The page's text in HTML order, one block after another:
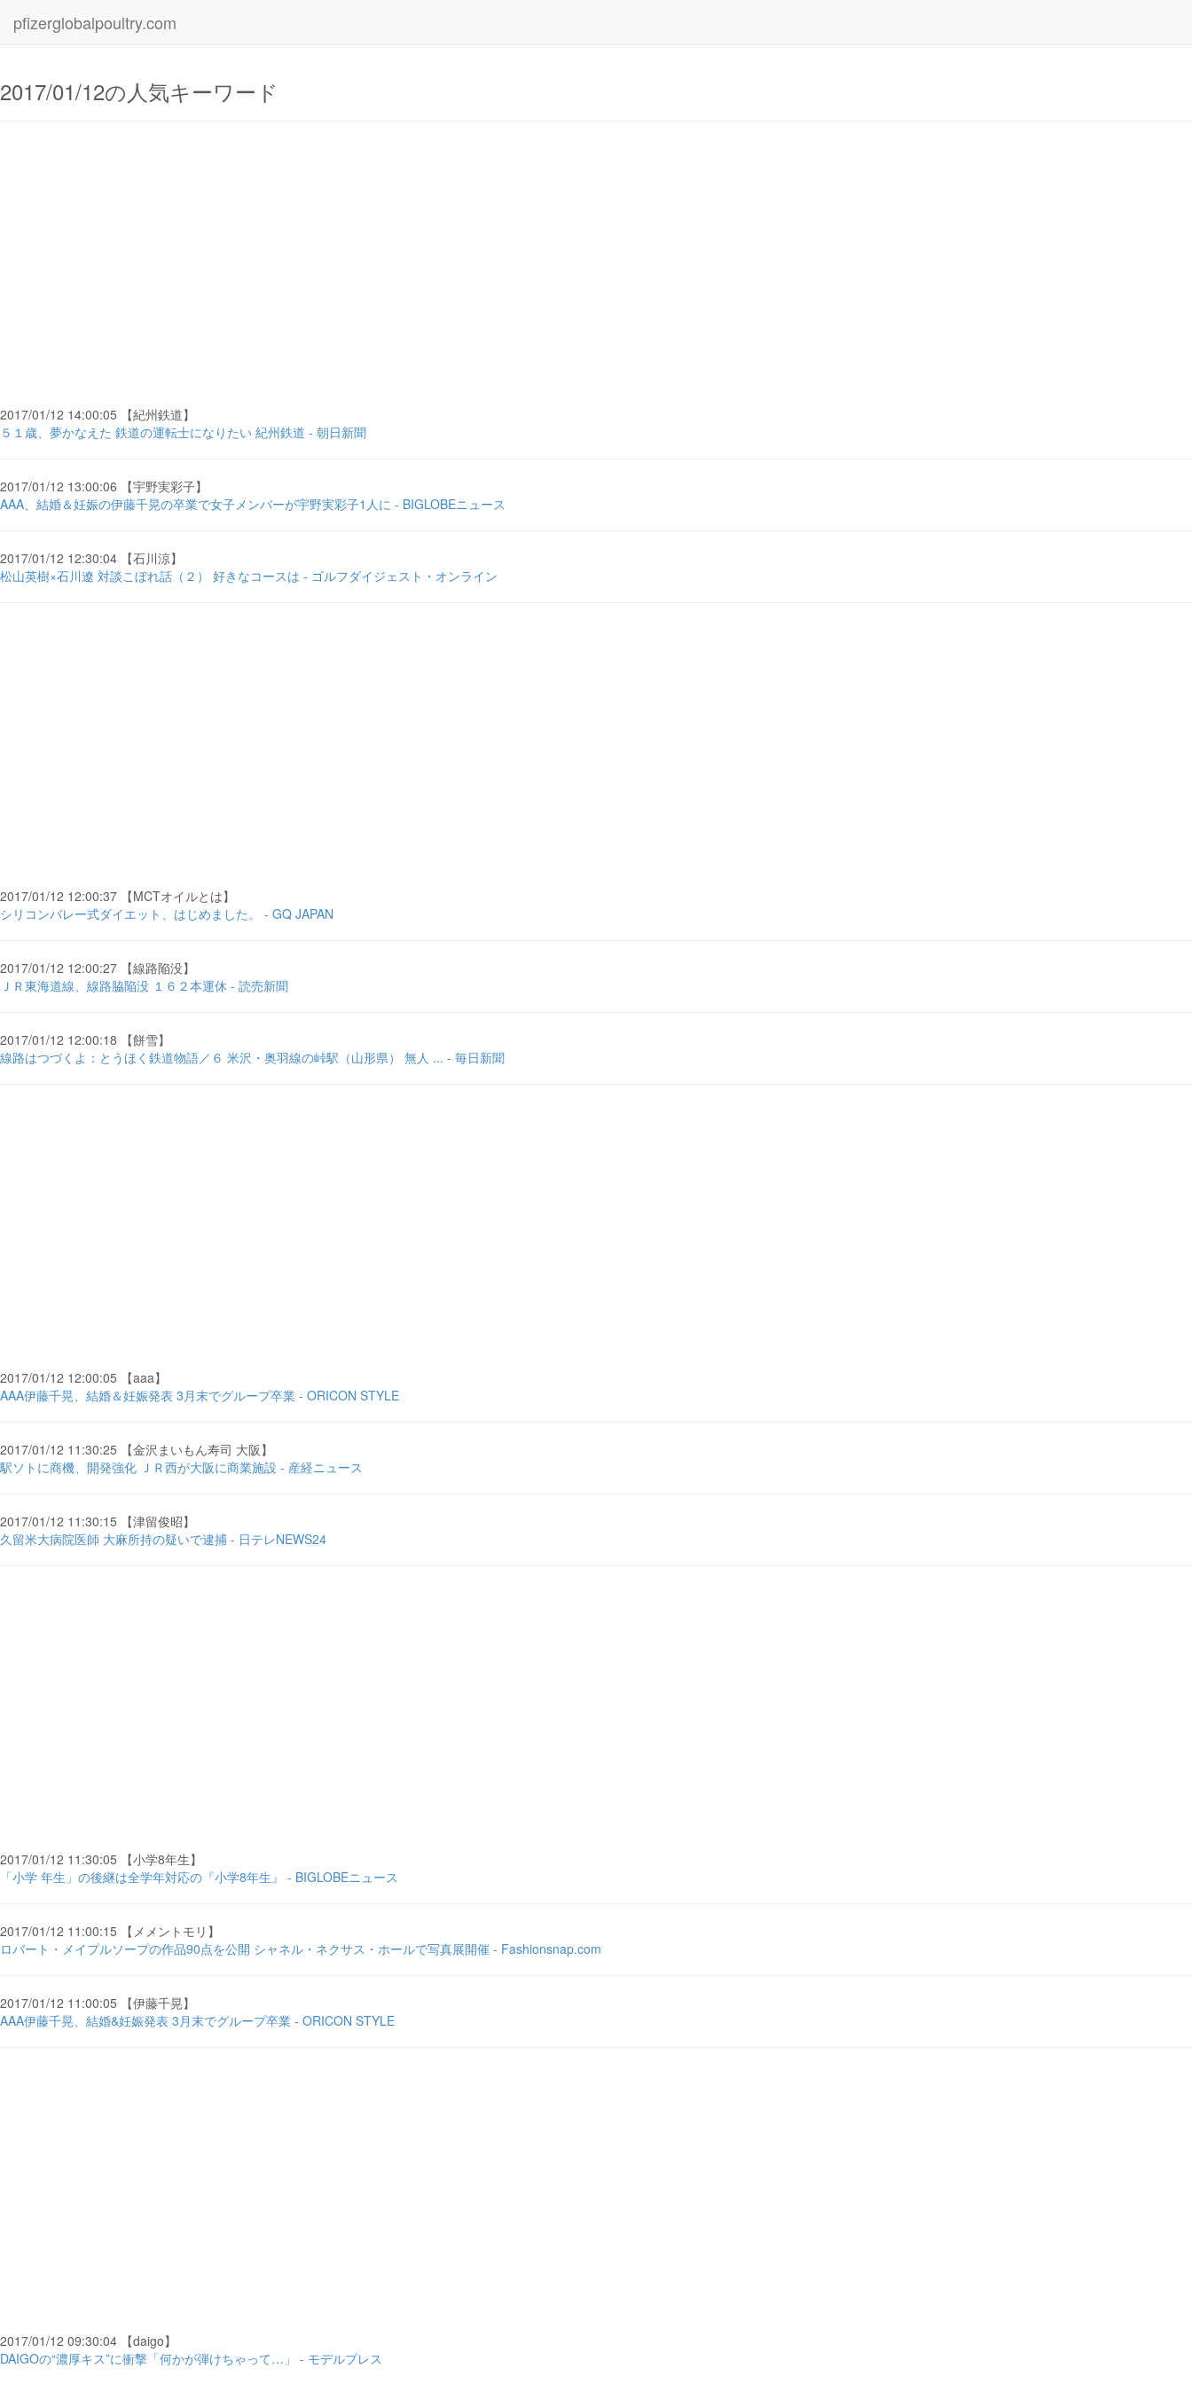
pfizerglobalpoultry.com
2017/01/12の人気キーワード
2017/01/12 14:00:05 【紀州鉄道】
５１歳、夢かなえた 鉄道の運転士になりたい 紀州鉄道 - 朝日新聞
2017/01/12 13:00:06 【宇野実彩子】
AAA、結婚＆妊娠の伊藤千晃の卒業で女子メンバーが宇野実彩子1人に - BIGLOBEニュース
2017/01/12 12:30:04 【石川涼】
松山英樹×石川遼 対談こぼれ話（２） 好きなコースは - ゴルフダイジェスト・オンライン
2017/01/12 12:00:37 【MCTオイルとは】
シリコンバレー式ダイエット、はじめました。 - GQ JAPAN
2017/01/12 12:00:27 【線路陥没】
ＪＲ東海道線、線路脇陥没 １６２本運休 - 読売新聞
2017/01/12 12:00:18 【餅雪】
線路はつづくよ：とうほく鉄道物語／６ 米沢・奥羽線の峠駅（山形県） 無人 ... - 毎日新聞
2017/01/12 12:00:05 【aaa】
AAA伊藤千晃、結婚＆妊娠発表 3月末でグループ卒業 - ORICON STYLE
2017/01/12 11:30:25 【金沢まいもん寿司 大阪】
駅ソトに商機、開発強化 ＪＲ西が大阪に商業施設 - 産経ニュース
2017/01/12 11:30:15 【津留俊昭】
久留米大病院医師 大麻所持の疑いで逮捕 - 日テレNEWS24
2017/01/12 11:30:05 【小学8年生】
「小学 年生」の後継は全学年対応の『小学8年生』 - BIGLOBEニュース
2017/01/12 11:00:15 【メメントモリ】
ロバート・メイプルソープの作品90点を公開 シャネル・ネクサス・ホールで写真展開催 - Fashionsnap.com
2017/01/12 11:00:05 【伊藤千晃】
AAA伊藤千晃、結婚&妊娠発表 3月末でグループ卒業 - ORICON STYLE
2017/01/12 09:30:04 【daigo】
DAIGOの“濃厚キス”に衝撃「何かが弾けちゃって…」 - モデルプレス